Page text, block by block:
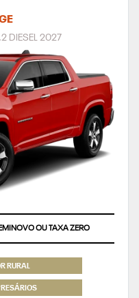
DIESEL 2027
OU TAXA ZERO
RURAL